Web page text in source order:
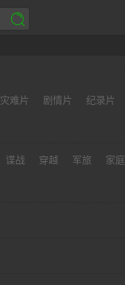

灾难片 剧情片 纪录片
谍战 穿越 军旅 家庭